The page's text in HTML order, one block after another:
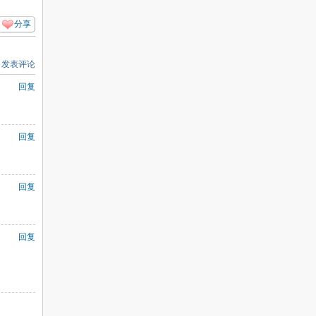
分享
发表评论
回复
回复
回复
回复